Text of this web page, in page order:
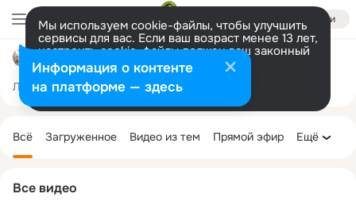
Войти
Мы используем cookie-файлы, чтобы улучшить
сервисы для вас. Если ваш возраст менее 13 лет,
настроить cookie-файлы должен ваш законный
представитель. Больше информации
Разрешить все Настроить
Лента Участники 25K Темы 8.7K
Все видео
колонка
Всё Загруженное Видео из тем Прямой эфир Ещё
Информация о контенте
на платформе — здесь